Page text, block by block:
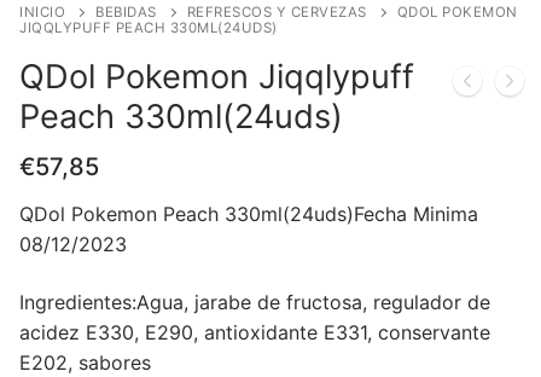
INICIO BEBIDAS REFRESCOS Y CERVEZAS
QDOL POKEMON
JIQQLYPUFF PEACH 330ML(24UDS)
QDol Pokemon Jiqqlypuff
Peach 330ml(24uds)
€57,85
QDol Pokemon Peach 330ml(24uds)Fecha Minima
08/12/2023
Ingredientes:Agua, jarabe de fructosa, regulador de
acidez E330, E290, antioxidante E331, conservante
E202, sabores